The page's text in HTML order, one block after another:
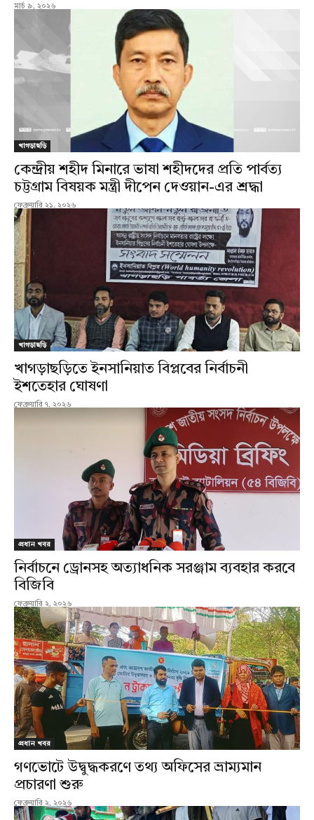
মার্চ ৯, ২০২৬
খাগড়াছড়ি
কেন্দ্রীয় শহীদ মিনারে ভাষা শহীদদের প্রতি পার্বত্য
চট্টগ্রাম বিষয়ক মন্ত্রী দীপেন দেওয়ান-এর শ্রদ্ধা
ফেব্রুয়ারি ২১, ২০২৬
খাগড়াছড়ি
খাগড়াছড়িতে ইনসানিয়াত বিপ্লবের নির্বাচনী
ইশতেহার ঘোষণা
ফেব্রুয়ারি ৭, ২০২৬
প্রধান খবর
নির্বাচনে ড্রোনসহ অত্যাধনিক সরঞ্জাম ব্যবহার করবে
বিজিবি
ফেব্রুয়ারি ২, ২০২৬
প্রধান খবর
গণভোটে উদ্বুদ্ধকরণে তথ্য অফিসের ভ্রাম্যমান
প্রচারণা শুরু
ফেব্রুয়ারি ২, ২০২৬